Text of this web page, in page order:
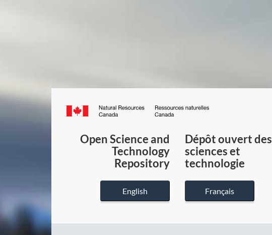
Canada.ca
du
Canada
Open Science and
Technology
Repository
English
Dépôt ouvert des
sciences et
technologie
Français